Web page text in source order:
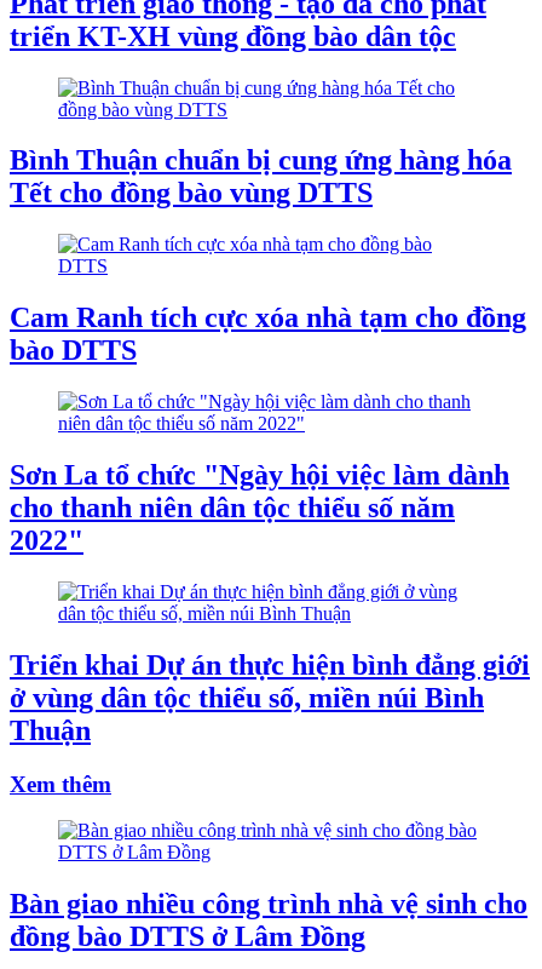
triển KT-XH vùng đồng bào dân tộc
Bình Thuận chuẩn bị cung ứng hàng hóa
Tết cho đồng bào vùng DTTS
Cam Ranh tích cực xóa nhà tạm cho đồng
bào DTTS
Sơn La tổ chức "Ngày hội việc làm dành
cho thanh niên dân tộc thiểu số năm
2022"
Triển khai Dự án thực hiện bình đẳng giới
ở vùng dân tộc thiểu số, miền núi Bình
Thuận
Xem thêm
Bàn giao nhiều công trình nhà vệ sinh cho
đồng bào DTTS ở Lâm Đồng